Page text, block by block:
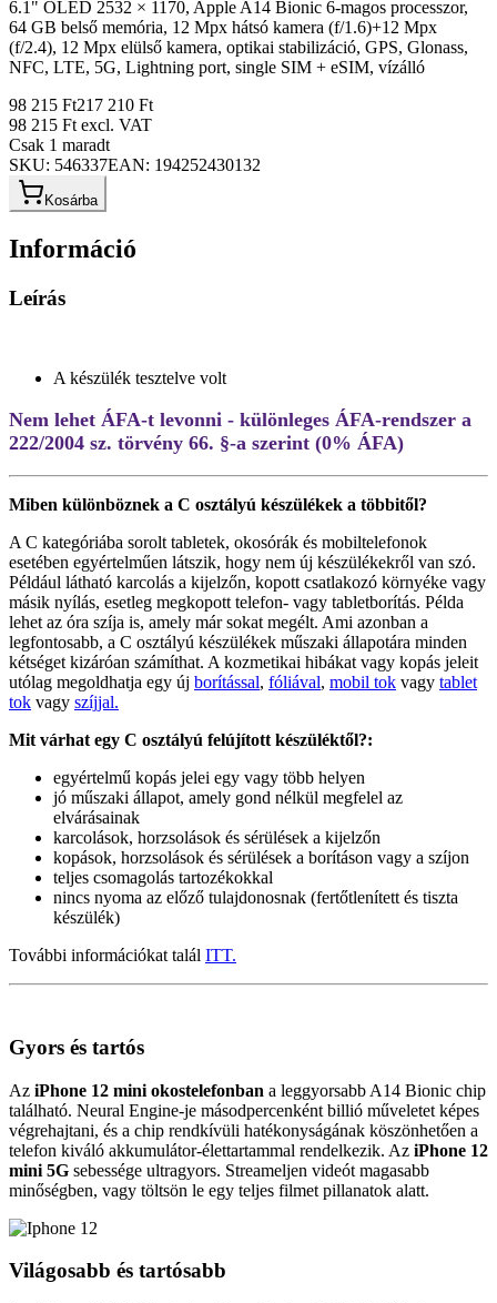
6.1" OLED 2532 × 1170, Apple A14 Bionic 6-magos processzor,
64 GB belső memória, 12 Mpx hátsó kamera (f/1.6)+12 Mpx
(f/2.4), 12 Mpx elülső kamera, optikai stabilizáció, GPS, Glonass,
NFC, LTE, 5G, Lightning port, single SIM + eSIM, vízálló
98 215 Ft217 210 Ft
98 215 Ft excl. VAT
Csak 1 maradt
SKU: 546337EAN: 194252430132
Kosárba
Információ
Leírás
A készülék tesztelve volt
Nem lehet ÁFA-t levonni - különleges ÁFA-rendszer a
222/2004 sz. törvény 66. §-a szerint (0% ÁFA)
Miben különböznek a C osztályú készülékek a többitől?
A C kategóriába sorolt tabletek, okosórák és mobiltelefonok
esetében egyértelműen látszik, hogy nem új készülékekről van szó.
Például látható karcolás a kijelzőn, kopott csatlakozó környéke vagy
másik nyílás, esetleg megkopott telefon- vagy tabletborítás. Példa
lehet az óra szíja is, amely már sokat megélt. Ami azonban a
legfontosabb, a C osztályú készülékek műszaki állapotára minden
kétséget kizáróan számíthat. A kozmetikai hibákat vagy kopás jeleit
utólag megoldhatja egy új borítással, fóliával, mobil tok vagy tablet
tok vagy szíjjal.
Mit várhat egy C osztályú felújított készüléktől?:
egyértelmű kopás jelei egy vagy több helyen
jó műszaki állapot, amely gond nélkül megfelel az
elvárásainak
karcolások, horzsolások és sérülések a kijelzőn
kopások, horzsolások és sérülések a borításon vagy a szíjon
teljes csomagolás tartozékokkal
nincs nyoma az előző tulajdonosnak (fertőtlenített és tiszta
készülék)
További információkat talál ITT.
Gyors és tartós
Az iPhone 12 mini okostelefonban a leggyorsabb A14 Bionic chip
található. Neural Engine-je másodpercenként billió műveletet képes
végrehajtani, és a chip rendkívüli hatékonyságának köszönhetően a
telefon kiváló akkumulátor-élettartammal rendelkezik. Az iPhone 12
mini 5G sebessége ultragyors. Streameljen videót magasabb
minőségben, vagy töltsön le egy teljes filmet pillanatok alatt.
Világosabb és tartósabb